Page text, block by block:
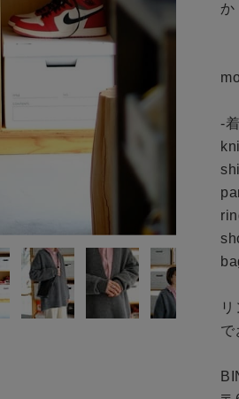
お知らせ
ギフトラッピング
この条件で絞り込むか
-
で